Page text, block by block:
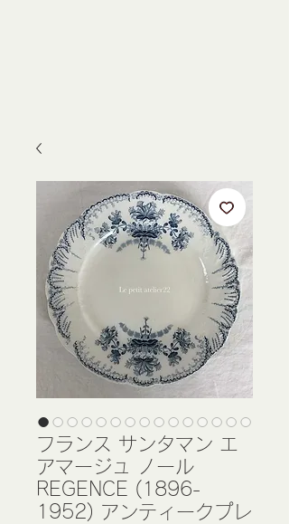
フランス サンタマン エ
アマージュ ノール
REGENCE (1896-
1952) アンティークプレ